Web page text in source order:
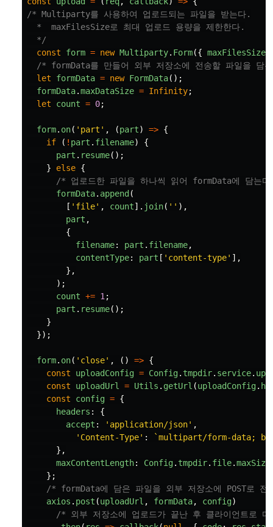
/* Multiparty를 사용하여 업로드되는 파일을 받는다.
  *  maxFilesSize로 최대 업로드 용량을 제한한다.
  */
const
form = new Multiparty. Form({ maxFilesSize
/* formData를 만들어 외부 저장소에 전송할 파일을 담
let
formData = new FormData();
formData.maxDataSize = Infinity;
let
count = 0;
form. on( ' part ' , (part) => {
if
( ! part . filename)
{
part . resume();
}
else {
/* 업로드한 파일을 하나씩 읽어 formData에 담는
formData. append (
[ ' file' , count]. join( '' ),
part ,
{
filename: part . filename,
contentType: part [ ' content-type' ],
},
);
count += 1 ;
part . resume();
}
});
form. on( ' close' , () => {
const
uploadConfig = Config. tmpdir. service.
const
uploadUrl = Utils . getUrl (uploadConfig.
const
config = {
headers :
{
accept : ' application/json' ,
' Content-Type' :
`multipart/form-data;
},
maxContentLength: Config. tmpdir. file.maxSize
};
/* formData에 담은 파일을 외부 저장소에 POST로
axios . post (uploadUrl , formData, config)
/* 외부 저장소에 업로드가 끝난 후 클라이언트로